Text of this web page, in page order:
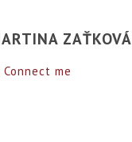
ZAŤKOVÁ
Connect me